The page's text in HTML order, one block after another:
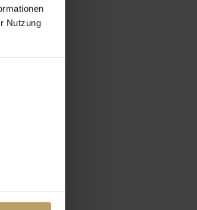
Nutzung